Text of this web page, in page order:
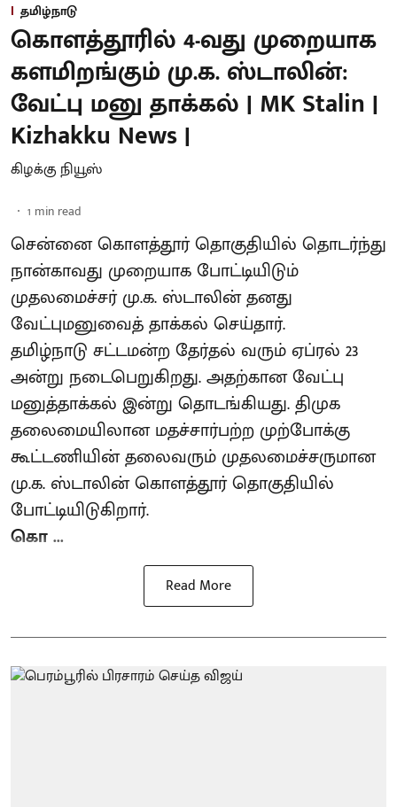
தமிழ்நாடு
கொளத்தூரில் 4-வது முறையாக
களமிறங்கும் மு.க. ஸ்டாலின்:
வேட்பு மனு தாக்கல் | MK Stalin |
Kizhakku News |
கிழக்கு நியூஸ்
1 min read
சென்னை கொளத்தூர் தொகுதியில் தொடர்ந்து
நான்காவது முறையாக போட்டியிடும்
முதலமைச்சர் மு.க. ஸ்டாலின் தனது
வேட்புமனுவைத் தாக்கல் செய்தார்.
தமிழ்நாடு சட்டமன்ற தேர்தல் வரும் ஏப்ரல் 23
அன்று நடைபெறுகிறது. அதற்கான வேட்பு
மனுத்தாக்கல் இன்று தொடங்கியது. திமுக
தலைமையிலான மதச்சார்பற்ற முற்போக்கு
கூட்டணியின் தலைவரும் முதலமைச்சருமான
மு.க. ஸ்டாலின் கொளத்தூர் தொகுதியில்
போட்டியிடுகிறார்.
கொ ...
Read More